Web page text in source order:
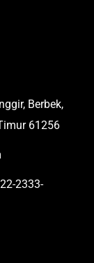
Berbek,
61256
2333-